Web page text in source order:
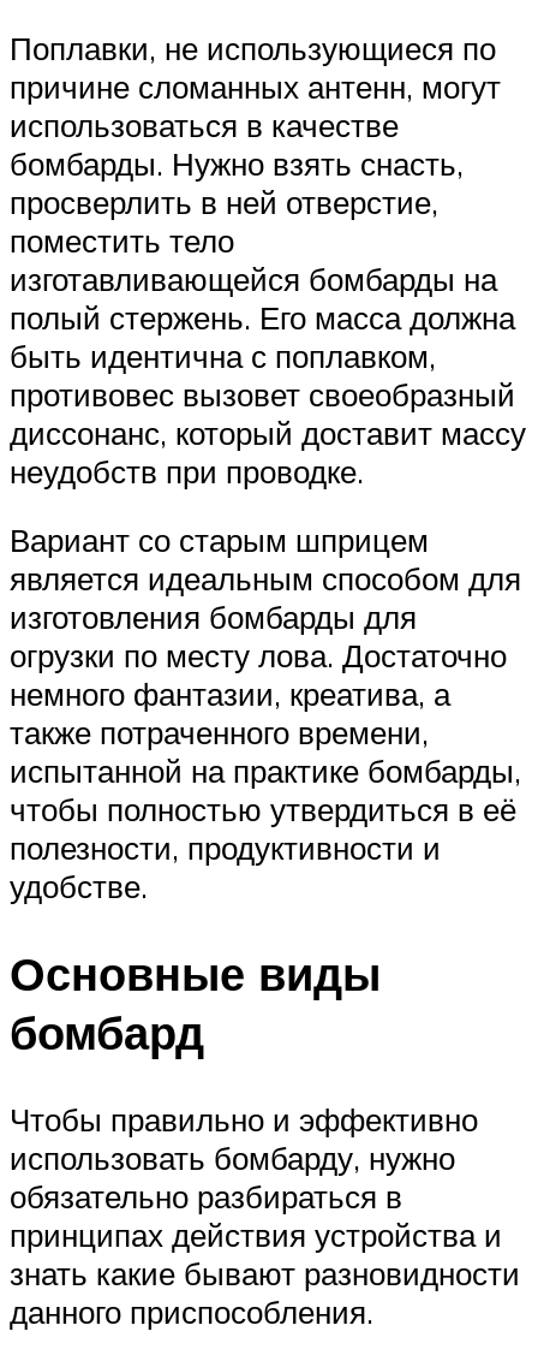
Поплавки, не использующиеся по
причине сломанных антенн, могут
использоваться в качестве
бомбарды. Нужно взять снасть,
просверлить в ней отверстие,
поместить тело
изготавливающейся бомбарды на
полый стержень. Его масса должна
быть идентична с поплавком,
противовес вызовет своеобразный
диссонанс, который доставит массу
неудобств при проводке.
Вариант со старым шприцем
является идеальным способом для
изготовления бомбарды для
огрузки по месту лова. Достаточно
немного фантазии, креатива, а
также потраченного времени,
испытанной на практике бомбарды,
чтобы полностью утвердиться в её
полезности, продуктивности и
удобстве.
Основные виды
бомбард
Чтобы правильно и эффективно
использовать бомбарду, нужно
обязательно разбираться в
принципах действия устройства и
знать какие бывают разновидности
данного приспособления.